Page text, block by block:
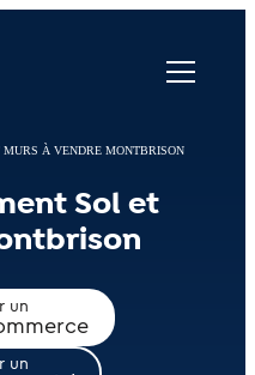
À VENDRE MONTBRISON
Sol et
un
un